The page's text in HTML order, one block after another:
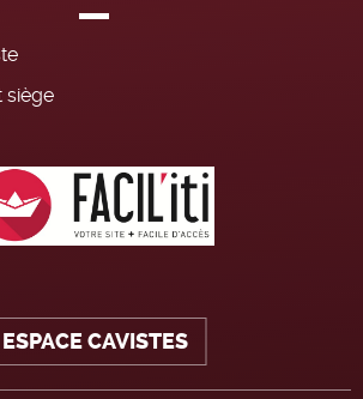
siège
ESPACE CAVISTES